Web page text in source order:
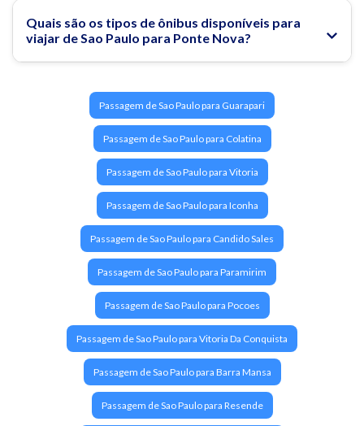
Quais são os tipos de ônibus disponíveis para
viajar de Sao Paulo para Ponte Nova?
Passagem de Sao Paulo para Guarapari
Passagem de Sao Paulo para Colatina
Passagem de Sao Paulo para Vitoria
Passagem de Sao Paulo para Iconha
Passagem de Sao Paulo para Candido Sales
Passagem de Sao Paulo para Paramirim
Passagem de Sao Paulo para Pocoes
Passagem de Sao Paulo para Vitoria Da Conquista
Passagem de Sao Paulo para Barra Mansa
Passagem de Sao Paulo para Resende